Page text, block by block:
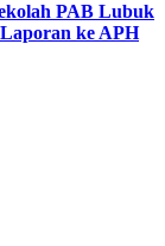
PAB Lubuk
ke APH